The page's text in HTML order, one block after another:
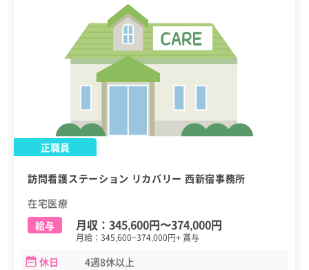
正職員
訪問看護ステーション リカバリー 西新宿事務所
在宅医療
給与
月収： 345,600円〜374,000円
月給：345,600~374,000円+ 賞与
休日
4週8休以上